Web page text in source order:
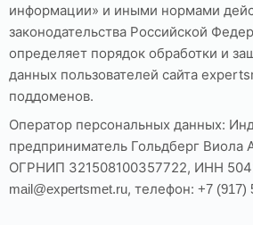
информации» и иными нормами
законодательства Российской
определяет порядок обработки и
данных пользователей сайта
поддоменов.
Оператор персональных данных:
предприниматель Гольдберг Виола
ОГРНИП 321508100357722, ИНН
mail@expertsmet.ru, телефон: +7 (917)